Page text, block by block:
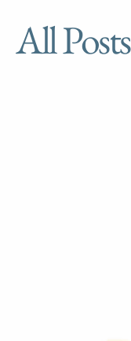
All Posts